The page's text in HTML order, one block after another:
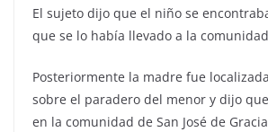
El sujeto dijo que el niño se
que se lo había llevado a la
Posteriormente la madre fue
sobre el paradero del menor y dijo
en la comunidad de San José de